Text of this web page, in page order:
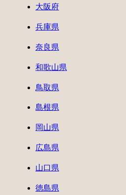
大阪府
兵庫県
奈良県
和歌山県
鳥取県
島根県
岡山県
広島県
山口県
徳島県